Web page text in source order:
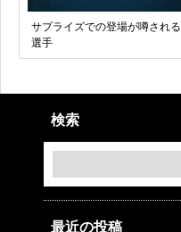
サプライズでの登場が噂される
選手
検索
最近の投稿